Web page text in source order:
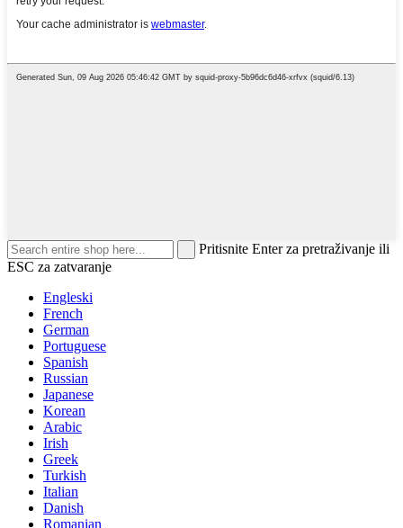
Pritisnite Enter za pretraživanje ili
ESC za zatvaranje
Engleski
French
German
Portuguese
Spanish
Russian
Japanese
Korean
Arabic
Irish
Greek
Turkish
Italian
Danish
Romanian